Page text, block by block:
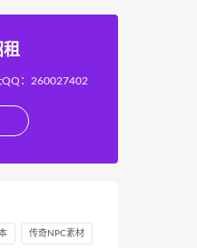
租
QQ：260027402
传奇NPC素材